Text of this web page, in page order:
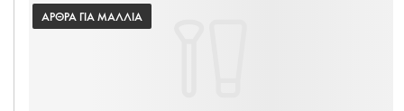
ΑΡΘΡΑ ΓΙΑ ΜΑΛΛΙΑ